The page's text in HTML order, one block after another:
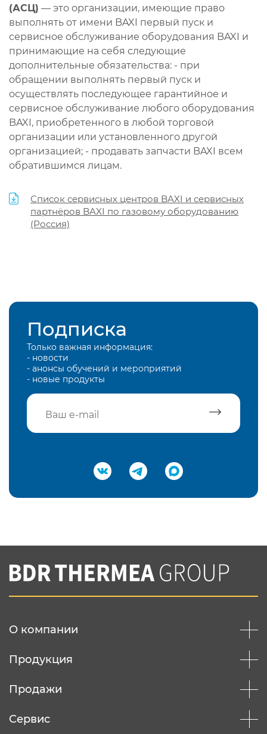
(АСЦ) — это организации, имеющие право
выполнять от имени BAXI первый пуск и
сервисное обслуживание оборудования BAXI и
принимающие на себя следующие
дополнительные обязательства: - при
обращении выполнять первый пуск и
осуществлять последующее гарантийное и
сервисное обслуживание любого оборудования
BAXI, приобретенного в любой торговой
организации или установленного другой
организацией; - продавать запчасти BAXI всем
обратившимся лицам.
Список сервисных центров BAXI и сервисных
партнёров BAXI по газовому оборудованию
(Россия)
Подписка
Только важная информация:
- новости
- анонсы обучений и мероприятий
- новые продукты
Подтвердить e-mail
Вы соглашаетесь с нашей политикой
конфеденциальности
О компании
Продукция
Продажи
Сервис